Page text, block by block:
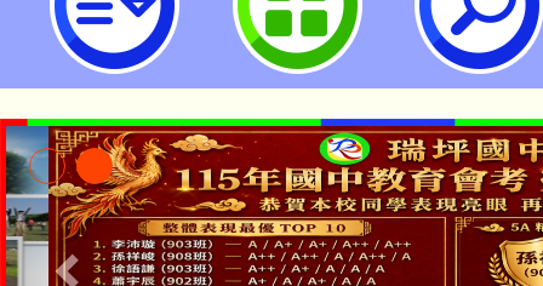
興趣教師參與，請查照。-桃園市